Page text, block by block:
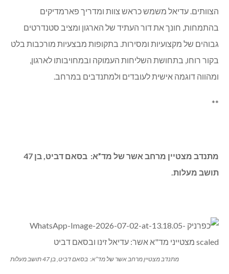
הצוותים. עדיאל משמש כראש צוות ומדריך פארמדיקים
בהתמחות, חונך את דור העתיד של הארגון ומציב סטנדרטים
גבוהים של מקצועיות ומסירות. בתקופות מבצעיות מורכבות בלט
בקור רוחו, בתחושת השליחות העמוקה ובמחויבותו לארגון,
ומהווה דוגמה אישית לעובדים ולמתנדבים במרחב.
**
מתנדב מצטיין מרחב אשר של מד”א: בסאם דביט, בן 47
תושב מעלות.
מתנדב מצטיין מרחב אשר של מד”א: בסאם דביט, בן 47 תושב מעלות